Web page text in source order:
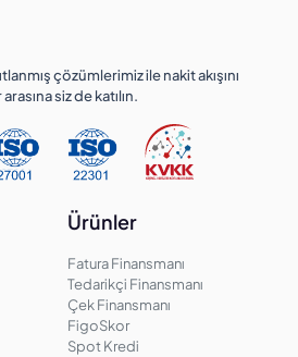
çözümlerimiz ile nakit akışını
siz de katılın.
Ürünler
Fatura Finansmanı
Tedarikçi Finansmanı
Çek Finansmanı
FigoSkor
Spot Kredi